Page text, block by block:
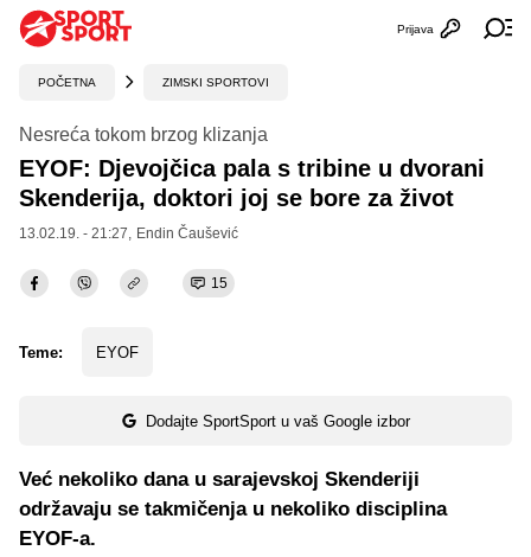
Otvori
Prijava
POČETNA ZIMSKI SPORTOVI
Nesreća tokom brzog klizanja
EYOF: Djevojčica pala s tribine u dvorani
Skenderija, doktori joj se bore za život
13.02.19. - 21:27, Endin Čaušević
15
Teme: EYOF
Dodajte SportSport u vaš Google izbor
Već nekoliko dana u sarajevskoj Skenderiji
održavaju se takmičenja u nekoliko disciplina
EYOF-a.